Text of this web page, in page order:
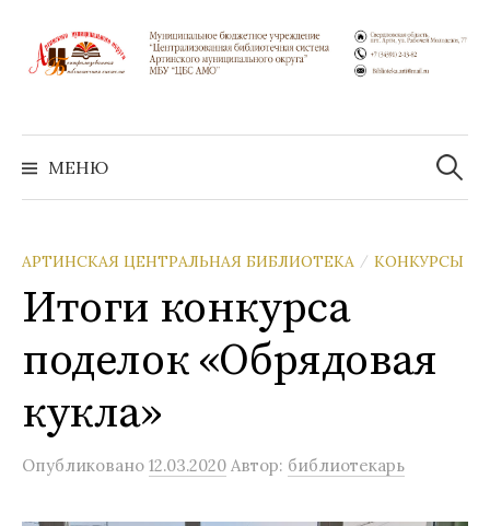
содержимому
МЕНЮ
Найти:
АРТИНСКАЯ ЦЕНТРАЛЬНАЯ БИБЛИОТЕКА / КОНКУРСЫ
Итоги конкурса
поделок «Обрядовая
кукла»
Опубликовано 12.03.2020 Автор: библиотекарь